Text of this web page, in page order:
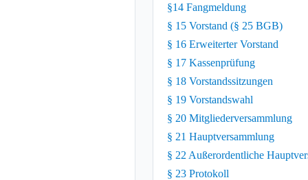
§14 Fangmeldung
§ 15 Vorstand (§ 25 BGB)
§ 16 Erweiterter Vorstand
§ 17 Kassenprüfung
§ 18 Vorstandssitzungen
§ 19 Vorstandswahl
§ 20 Mitgliederversammlung
§ 21 Hauptversammlung
§ 22 Außerordentliche
§ 23 Protokoll